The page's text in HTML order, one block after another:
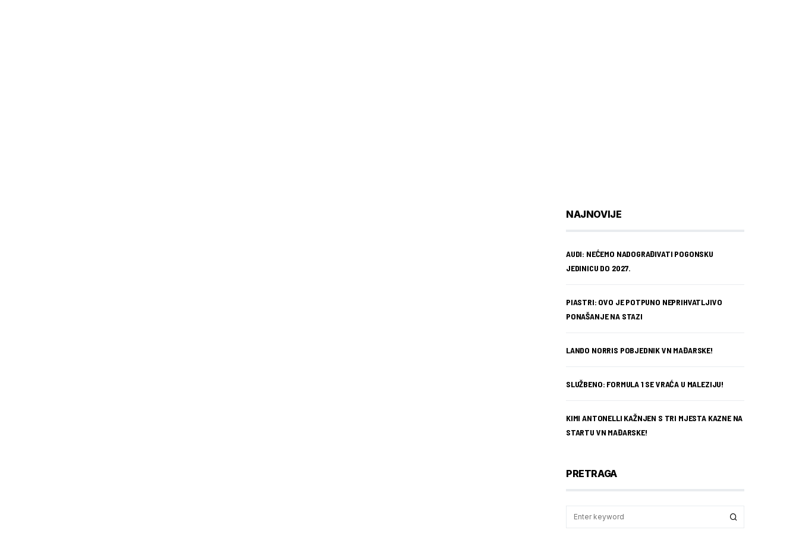
NAJNOVIJE
AUDI: NEĆEMO NADOGRAĐIVATI POGONSKU
JEDINICU DO 2027.
PIASTRI: OVO JE POTPUNO NEPRIHVATLJIVO
PONAŠANJE NA STAZI
LANDO NORRIS POBJEDNIK VN MAĐARSKE!
SLUŽBENO: FORMULA 1 SE VRAĆA U MALEZIJU!
KIMI ANTONELLI KAŽNJEN S TRI MJESTA KAZNE NA
STARTU VN MAĐARSKE!
PRETRAGA